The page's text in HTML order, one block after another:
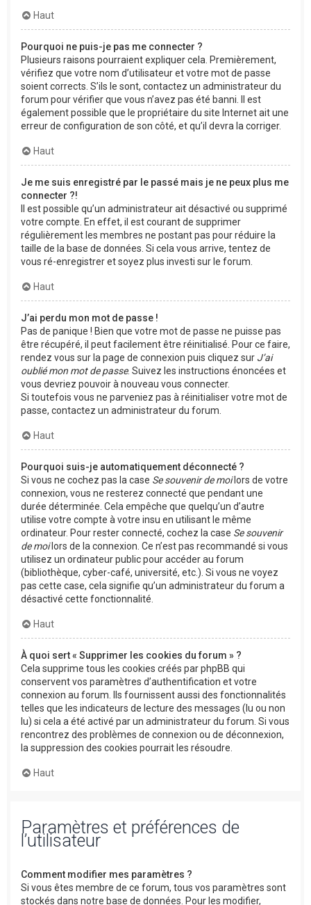
Haut
Pourquoi ne puis-je pas me connecter ?
Plusieurs raisons pourraient expliquer cela. Premièrement,
vérifiez que votre nom d’utilisateur et votre mot de passe
soient corrects. S’ils le sont, contactez un administrateur du
forum pour vérifier que vous n’avez pas été banni. Il est
également possible que le propriétaire du site Internet ait une
erreur de configuration de son côté, et qu’il devra la corriger.
Haut
Je me suis enregistré par le passé mais je ne peux plus me
connecter ?!
Il est possible qu’un administrateur ait désactivé ou supprimé
votre compte. En effet, il est courant de supprimer
régulièrement les membres ne postant pas pour réduire la
taille de la base de données. Si cela vous arrive, tentez de
vous ré-enregistrer et soyez plus investi sur le forum.
Haut
J’ai perdu mon mot de passe !
Pas de panique ! Bien que votre mot de passe ne puisse pas
être récupéré, il peut facilement être réinitialisé. Pour ce faire,
rendez vous sur la page de connexion puis cliquez sur J’ai
oublié mon mot de passe. Suivez les instructions énoncées et
vous devriez pouvoir à nouveau vous connecter.
Si toutefois vous ne parveniez pas à réinitialiser votre mot de
passe, contactez un administrateur du forum.
Haut
Pourquoi suis-je automatiquement déconnecté ?
Si vous ne cochez pas la case Se souvenir de moilors de votre
connexion, vous ne resterez connecté que pendant une
durée déterminée. Cela empêche que quelqu’un d’autre
utilise votre compte à votre insu en utilisant le même
ordinateur. Pour rester connecté, cochez la case Se souvenir
de moilors de la connexion. Ce n’est pas recommandé si vous
utilisez un ordinateur public pour accéder au forum
(bibliothèque, cyber-café, université, etc.). Si vous ne voyez
pas cette case, cela signifie qu’un administrateur du forum a
désactivé cette fonctionnalité.
Haut
À quoi sert « Supprimer les cookies du forum » ?
Cela supprime tous les cookies créés par phpBB qui
conservent vos paramètres d’authentification et votre
connexion au forum. Ils fournissent aussi des fonctionnalités
telles que les indicateurs de lecture des messages (lu ou non
lu) si cela a été activé par un administrateur du forum. Si vous
rencontrez des problèmes de connexion ou de déconnexion,
la suppression des cookies pourrait les résoudre.
Haut
Paramètres et préférences de
l’utilisateur
Comment modifier mes paramètres ?
Si vous êtes membre de ce forum, tous vos paramètres sont
stockés dans notre base de données. Pour les modifier,